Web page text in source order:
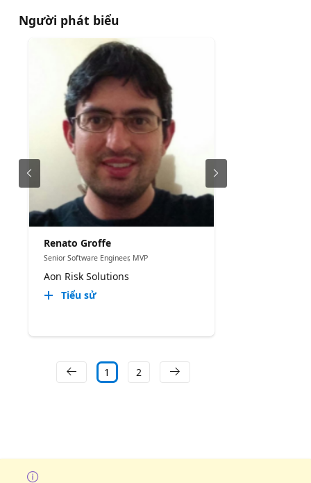
Người phát biểu
Renato Groffe
Senior Software Engineer, MVP
Aon Risk Solutions
Tiểu sử
1 2